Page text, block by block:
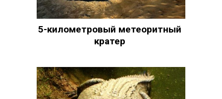
5-километровый метеоритный
кратер